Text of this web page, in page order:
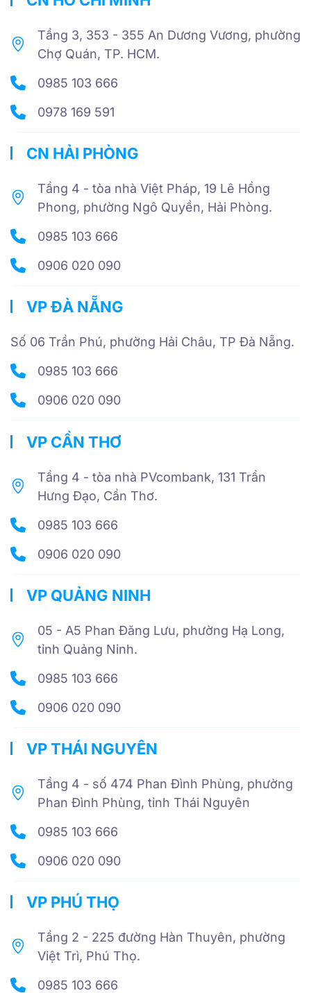
Tầng 3, 353 - 355 An Dương Vương, phường
Chợ Quán, TP. HCM.
0985 103 666
0978 169 591
CN HẢI PHÒNG
Tầng 4 - tòa nhà Việt Pháp, 19 Lê Hồng
Phong, phường Ngô Quyền, Hải Phòng.
0985 103 666
0906 020 090
VP ĐÀ NẴNG
Số 06 Trần Phú, phường Hải Châu, TP Đà Nẵng.
0985 103 666
0906 020 090
VP CẦN THƠ
Tầng 4 - tòa nhà PVcombank, 131 Trần
Hưng Đạo, Cần Thơ.
0985 103 666
0906 020 090
VP QUẢNG NINH
05 - A5 Phan Đăng Lưu, phường Hạ Long,
tỉnh Quảng Ninh.
0985 103 666
0906 020 090
VP THÁI NGUYÊN
Tầng 4 - số 474 Phan Đình Phùng, phường
Phan Đình Phùng, tỉnh Thái Nguyên
0985 103 666
0906 020 090
VP PHÚ THỌ
Tầng 2 - 225 đường Hàn Thuyên, phường
Việt Trì, Phú Thọ.
0985 103 666